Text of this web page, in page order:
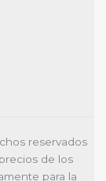
reservados
de los
para la